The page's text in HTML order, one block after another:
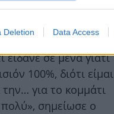
Deletion Data Access
αποτυχημένο κατά
λόγο οι άνθρωποι
είδανε σε μένα γιατί
100%, διότι είμαι
για το κομμάτι
σημείωσε ο